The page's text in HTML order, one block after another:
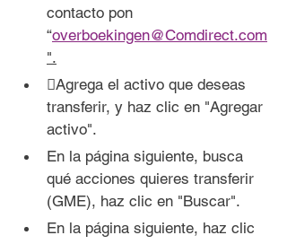
contacto pon
“overboekingen@Comdirect.com
".
Agrega el activo que deseas
transferir, y haz clic en "Agregar
activo".
En la página siguiente, busca
qué acciones quieres transferir
(GME), haz clic en "Buscar".
En la página siguiente, haz clic